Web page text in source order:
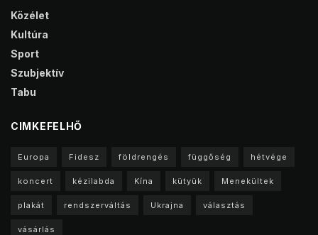
Közélet
Kultúra
Sport
Szubjektív
Tabu
CIMKEFELHŐ
Europa Fidesz földrengés függőség hétvége
koncert kézilabda Kína kütyük Menekültek
plakát rendszerváltás Ukrajna választás
vásárlás